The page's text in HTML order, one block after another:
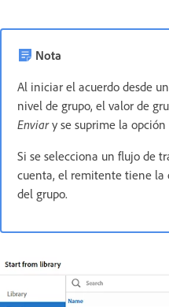
Nota
Al iniciar el acuerdo desde
nivel de grupo, el valor de
Enviary se suprime la
Si se selecciona un flujo de
cuenta, el remitente tiene la
del grupo.